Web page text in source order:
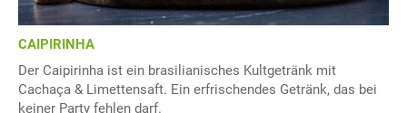
CAIPIRINHA
Der Caipirinha ist ein brasilianisches Kultgetränk mit
Cachaça & Limettensaft. Ein erfrischendes Getränk, das bei
keiner Party fehlen darf.